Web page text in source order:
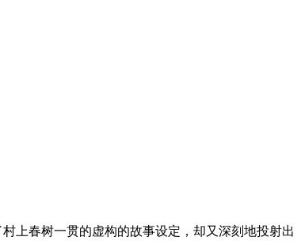
上春树一贯的虚构的故事设定，却又深刻地投射出